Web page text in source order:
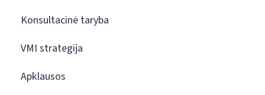
Konsultacinė taryba
VMI strategija
Apklausos